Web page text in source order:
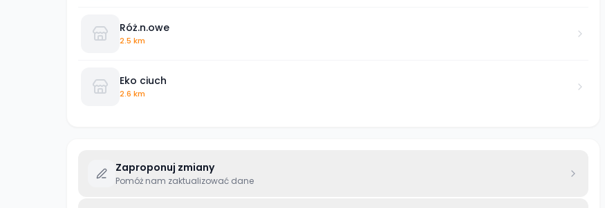
Róż.n.owe
2.5 km
Eko ciuch
2.6 km
Zaproponuj zmiany
Pomóż nam zaktualizować dane